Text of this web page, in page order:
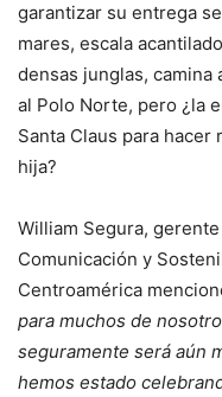
garantizar su entrega
mares, escala
densas junglas,
al Polo Norte, pero ¿la
Santa Claus para
hija?
William Segura,
Comunicación y
Centroamérica
para muchos de
seguramente será aún
hemos estado